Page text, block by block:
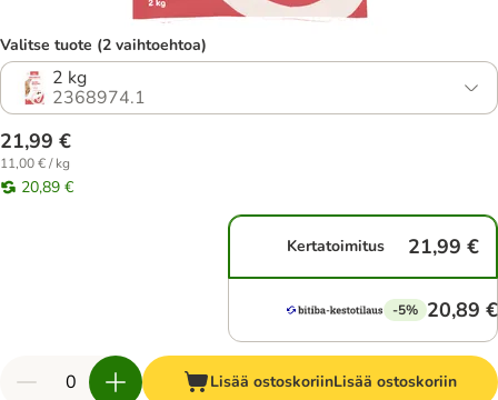
Valitse tuote (2 vaihtoehtoa)
2 kg
2368974.1
21,99 €
11,00 € / kg
20,89 €
Kertatoimitus 21,99 €
-5% 20,89 €
Lisää ostoskoriinLisää ostoskoriin